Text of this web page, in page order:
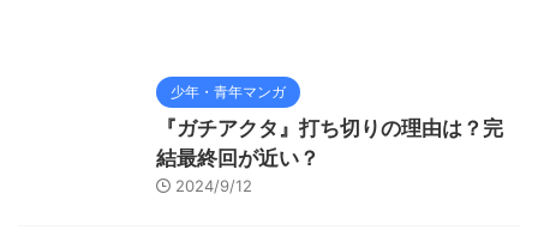
少年・青年マンガ
『ガチアクタ』打ち切りの理由は？完
結最終回が近い？
2024/9/12